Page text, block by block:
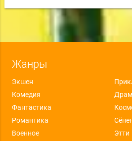
Жанры
Экшен
Комедия
Фантастика
Романтика
Военное
Этти